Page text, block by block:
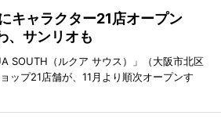
キャラクター21店オープン
サンリオも
SOUTH（ルクア サウス）」（大阪市北区
ップ21店舗が、11月より順次オープンす